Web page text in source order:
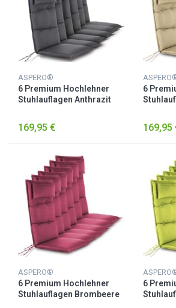
ASPERO®
6 Premium Hochlehner
Stuhlauflagen Anthrazit
169,95 €
6
169,95
ASPERO®
6 Premium Hochlehner
Stuhlauflagen Brombeere
6